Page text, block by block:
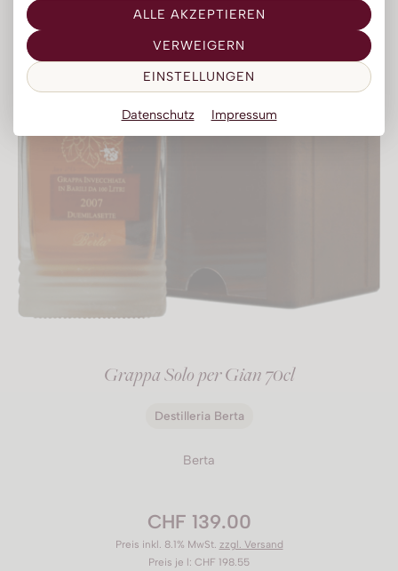
ALLE AKZEPTIEREN
VERWEIGERN
EINSTELLUNGEN
Datenschutz Impressum
Grappa Solo per Gian 70cl
Destilleria Berta
Berta
CHF 139.00
Preis inkl. 8.1% MwSt. zzgl. Versand
Preis je l: CHF 198.55
Südweine
Low Alc - Stillwein
Mavrio
Silentium